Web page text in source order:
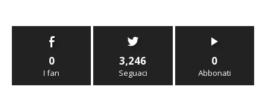
0
I fan
3,246
Seguaci
0
Abbonati